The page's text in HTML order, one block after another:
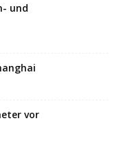
und
vor